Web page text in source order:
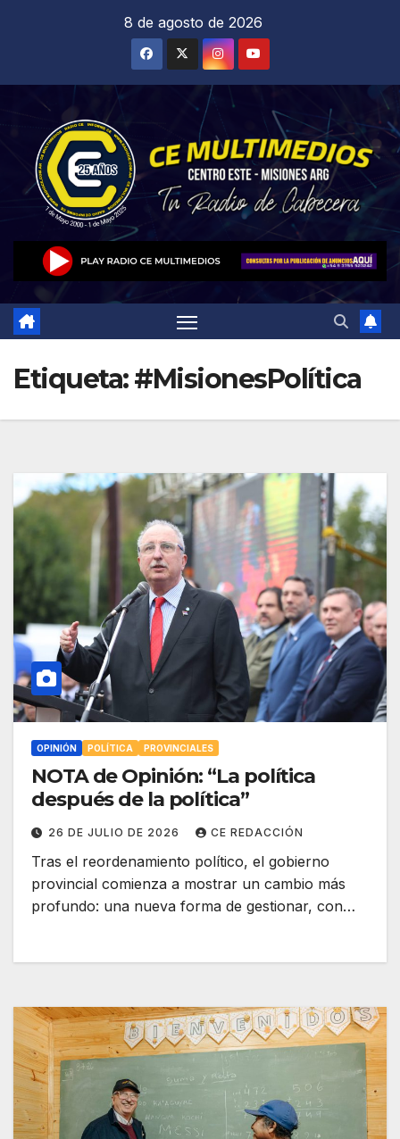
8 de agosto de 2026
Etiqueta:#MisionesPolítica
OPINIÓN POLÍTICA PROVINCIALES
NOTA de Opinión: “La política
después de la política”
26 DE JULIO DE 2026 CE REDACCIÓN
Tras el reordenamiento político, el gobierno
provincial comienza a mostrar un cambio más
profundo: una nueva forma de gestionar, con…